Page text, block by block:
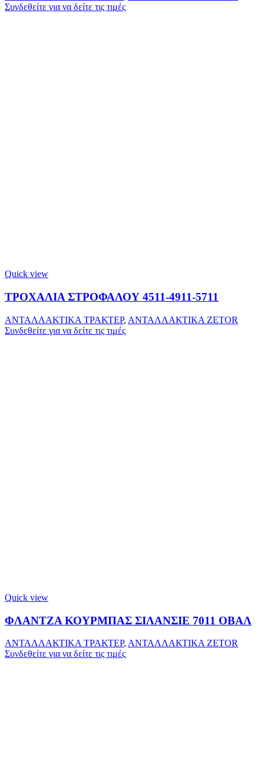
Συνδεθείτε για να δείτε τις τιμές
Quick view
ΤΡΟΧΑΛΙΑ ΣΤΡΟΦΑΛΟΥ 4511-4911-5711
ΑΝΤΑΛΛΑΚΤΙΚΑ ΤΡΑΚΤΕΡ, ΑΝΤΑΛΛΑΚΤΙΚΑ ZETOR
Συνδεθείτε για να δείτε τις τιμές
Quick view
ΦΛΑΝΤΖΑ ΚΟΥΡΜΠΑΣ ΣΙΛΑΝΣΙΕ 7011 ΟΒΑΛ
ΑΝΤΑΛΛΑΚΤΙΚΑ ΤΡΑΚΤΕΡ, ΑΝΤΑΛΛΑΚΤΙΚΑ ZETOR
Συνδεθείτε για να δείτε τις τιμές